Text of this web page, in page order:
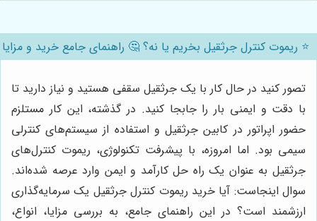
⭐️ ریموت کنترل جرثقیل بخریم یا نه؟ 🤔 راهنمای جامع خرید و مزایا
تصور کنید در حال کار با یک جرثقیل سقفی هستید و نیاز دارید تا
با دقت و ایمنی بار را جابجا کنید. در گذشته، این کار مستلزم
حضور اپراتور در کابین جرثقیل و استفاده از سیستم‌های کنترلی
سیمی بود. اما امروزه، با پیشرفت تکنولوژی، ریموت کنترل‌های
جرثقیل به عنوان یک راه حل کارآمد و ایمن وارد عرصه شده‌اند.
سوال اینجاست: آیا خرید ریموت کنترل جرثقیل یک سرمایه‌گذاری
ارزشمند است؟ در این راهنمای جامع، به بررسی مزایا، انواع،